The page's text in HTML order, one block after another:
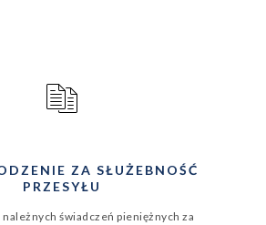
ZA SŁUŻEBNOŚĆ
PRZESYŁU
świadczeń pieniężnych za